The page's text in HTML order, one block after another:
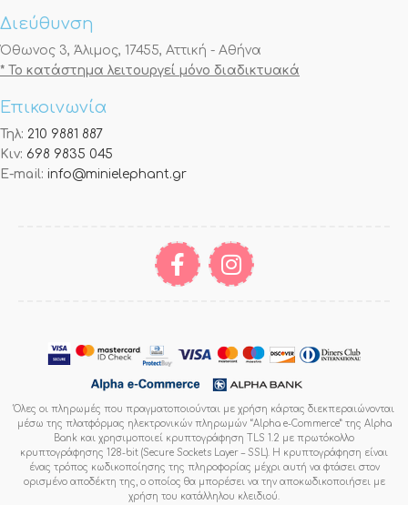
Διεύθυνση
Όθωνος 3, Άλιμος, 17455, Αττική - Αθήνα
* Το κατάστημα λειτουργεί μόνο διαδικτυακά
Επικοινωνία
Τηλ: 210 9881 887
Κιν: 698 9835 045
E-mail: info@minielephant.gr
Όλες οι πληρωμές που πραγματοποιούνται με χρήση κάρτας διεκπεραιώνονται
μέσω της πλατφόρμας ηλεκτρονικών πληρωμών “Alpha e-Commerce” της Alpha
Bank και χρησιμοποιεί κρυπτογράφηση TLS 1.2 με πρωτόκολλο
κρυπτογράφησης 128-bit (Secure Sockets Layer – SSL). Η κρυπτογράφηση είναι
ένας τρόπος κωδικοποίησης της πληροφορίας μέχρι αυτή να φτάσει στον
ορισμένο αποδέκτη της, ο οποίος θα μπορέσει να την αποκωδικοποιήσει με
χρήση του κατάλληλου κλειδιού.